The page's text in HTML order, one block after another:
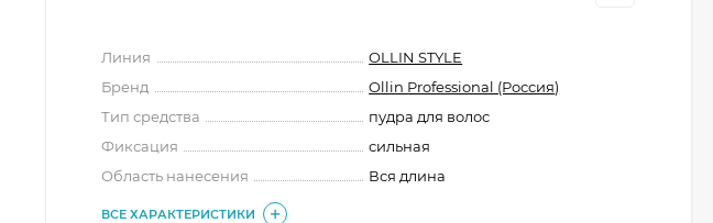
Линия
OLLIN STYLE
Бренд
Ollin Professional (Россия)
Тип средства
пудра для волос
Фиксация
сильная
Область нанесения
Вся длина
ВСЕ ХАРАКТЕРИСТИКИ